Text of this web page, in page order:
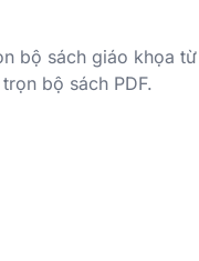
bộ sách giáo khọa
bộ sách PDF.